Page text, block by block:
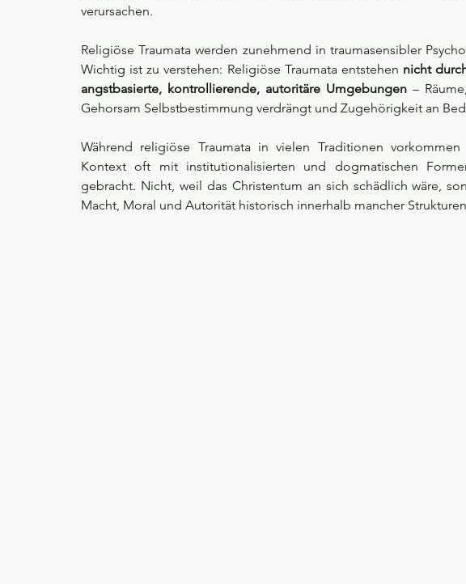
verursachen.
Religiöse Traumata werden zunehmend in traumasensibler
Wichtig ist zu verstehen: Religiöse Traumata entstehen nicht
angstbasierte, kontrollierende, autoritäre Umgebungen –
Gehorsam Selbstbestimmung verdrängt und Zugehörigkeit an
Während religiöse Traumata in vielen Traditionen
Kontext oft mit institutionalisierten und dogmatischen
gebracht. Nicht, weil das Christentum an sich schädlich wäre,
Macht, Moral und Autorität historisch innerhalb mancher